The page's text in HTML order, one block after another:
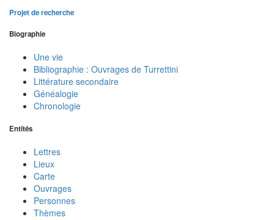
Projet de recherche
Biographie
Une vie
Bibliographie : Ouvrages de Turrettini
Littérature secondaire
Généalogie
Chronologie
Entités
Lettres
Lieux
Carte
Ouvrages
Personnes
Thèmes